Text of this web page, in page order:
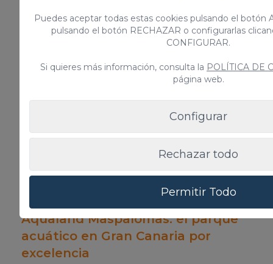
Anterior Siguiente
NoticiasRelacionadas
Aqualand Maspalomas: el parque
acuático en Gran Canaria por
excelencia
Puedes aceptar todas estas cookies pulsando el botón
pulsando el botón RECHAZAR o configurarlas
CONFIGURAR.
Si quieres más información, consulta la POLÍTICA DE
página web.
Configurar
Rechazar todo
Permitir Todo